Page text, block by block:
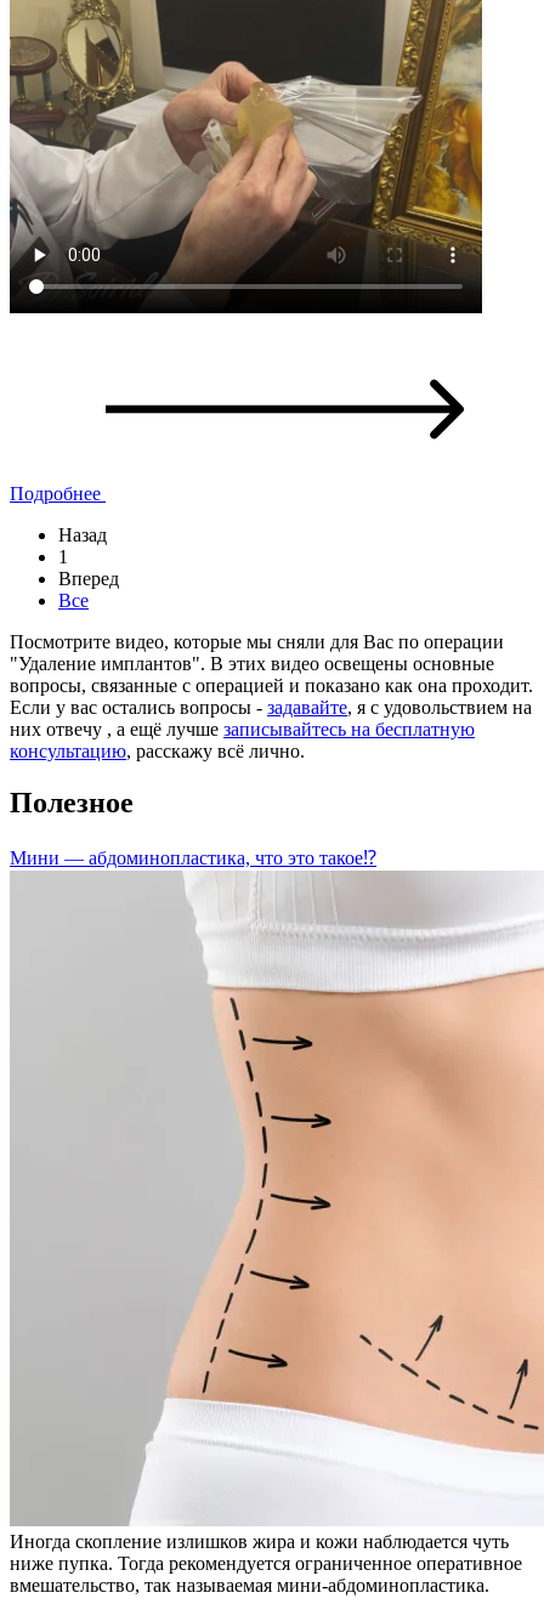
Подробнее
Назад
1
Вперед
Все
Посмотрите видео, которые мы сняли для Вас по операции
"Удаление имплантов". В этих видео освещены основные
вопросы, связанные с операцией и показано как она проходит.
Если у вас остались вопросы - задавайте, я с удовольствием на
них отвечу , а ещё лучше записывайтесь на бесплатную
консультацию, расскажу всё лично.
Полезное
Мини — абдоминопластика, что это такое⁉️
Иногда скопление излишков жира и кожи наблюдается чуть
ниже пупка. Тогда рекомендуется ограниченное оперативное
вмешательство, так называемая мини-абдоминопластика.